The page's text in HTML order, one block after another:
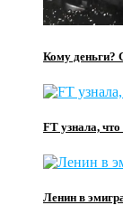
Кому деньги?
FT узнала,
Ленин в